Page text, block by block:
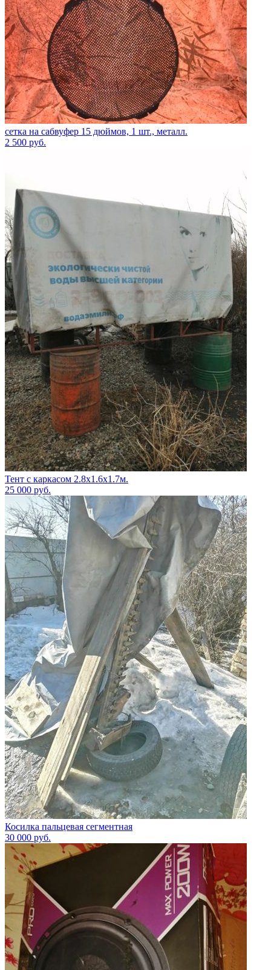
сетка на сабвуфер 15 дюймов, 1 шт., металл.
2 500 руб.
Тент с каркасом 2.8х1.6х1.7м.
25 000 руб.
Косилка пальцевая сегментная
30 000 руб.